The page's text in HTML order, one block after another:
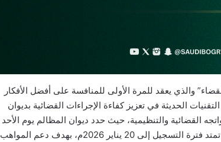
والذي يعقد للمرة الأولى للمنافسة على أفضل الأفكار
الحديثة في تعزيز كفاءة الإجراءات القضائية بديوان
ديسمبر 2025م موعدًا لبدء فترة التسجيل في الهاكاثون، حيث تمتد فترة التسجيل إلى 20 يناير 2026م، بهدف دعم المواهب